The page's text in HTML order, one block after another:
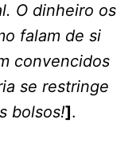
O dinheiro os
falam de si
convencidos
se restringe
bolsos!].